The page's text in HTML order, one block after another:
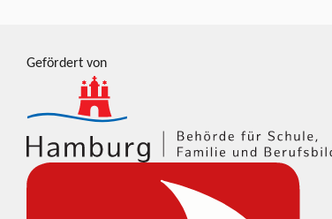
Gefördert von